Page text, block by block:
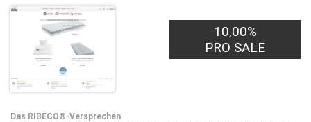
10,00%
PRO SALE
Das RIBECO®-Versprechen